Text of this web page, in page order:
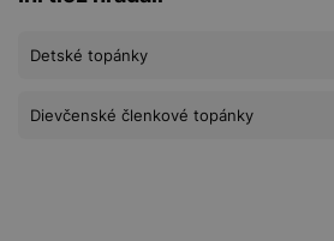
Detské topánky
Dievčenské členkové topánky